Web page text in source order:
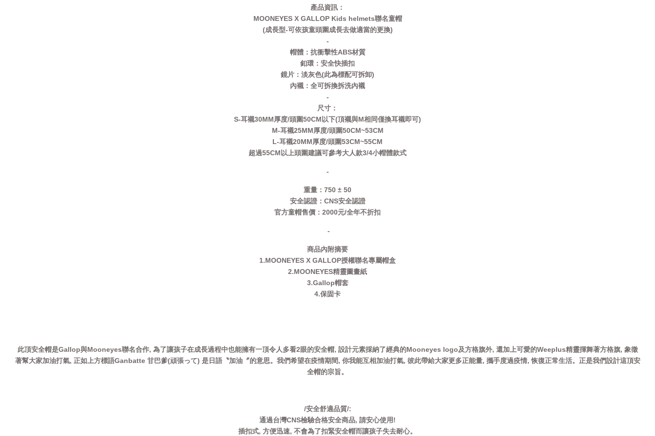
產品資訊：
MOONEYES X GALLOP Kids helmets聯名童帽
(成長型-可依孩童頭圍成長去做適當的更換)
-
帽體：抗衝擊性ABS材質
釦環：安全快插扣
鏡片：淡灰色(此為標配可拆卸)
內襯：全可拆換拆洗內襯
-
尺寸：
S-耳襯30MM厚度/頭圍50CM以下(頂襯與M相同僅換耳襯即可)
M-耳襯25MM厚度/頭圍50CM~53CM
L-耳襯20MM厚度/頭圍53CM~55CM
超過55CM以上頭圍建議可參考大人款3/4小帽體款式
-
重量：750 ± 50
安全認證：CNS安全認證
官方童帽售價：2000元/全年不折扣
-
商品內附摘要
1.MOONEYES X GALLOP授權聯名專屬帽盒
2.MOONEYES精靈圖畫紙
3.Gallop帽套
4.保固卡
此頂安全帽是Gallop與Mooneyes聯名合作, 為了讓孩子在成長過程中也能擁有一頂令人多看2眼的安全帽, 設計元素採納了經典的Mooneyes logo及方格旗外, 還加上可愛的Weeplus精靈揮舞著方格旗, 象徵
著幫大家加油打氣, 正如上方標語Ganbatte 甘巴爹(頑張って) 是日語〝加油〞的意思。我們希望在疫情期間, 你我能互相加油打氣, 彼此帶給大家更多正能量, 攜手度過疫情, 恢復正常生活。正是我們設計這頂安
全帽的宗旨。
/安全舒適品質/:
通過台灣CNS檢驗合格安全商品, 請安心使用!
插扣式, 方便迅速, 不會為了扣緊安全帽而讓孩子失去耐心。